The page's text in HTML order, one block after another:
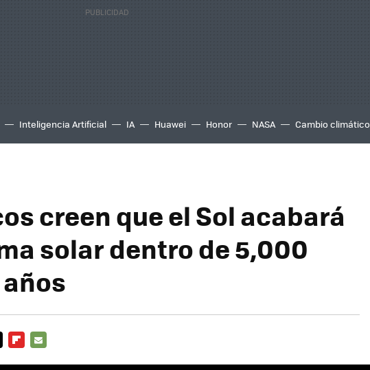
Inteligencia Artificial IA Huawei Honor NASA Cambio climático
creen que el Sol acabará
solar dentro de 5,000